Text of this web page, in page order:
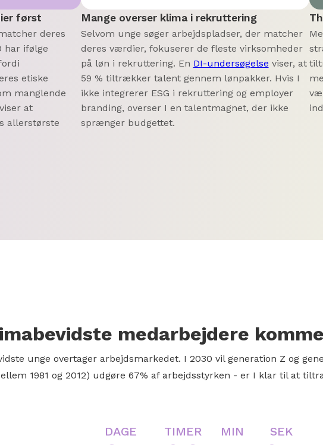
først
deres
har ifølge
etiske
manglende
at
allerstørste
Mange overser klima i rekruttering
Selvom unge søger arbejdspladser, der matcher
deres værdier, fokuserer de fleste virksomheder
på løn i rekruttering. En DI-undersøgelse viser, at
59 % tiltrækker talent gennem lønpakker. Hvis I
ikke integrerer ESG i rekruttering og employer
branding, overser I en talentmagnet, der ikke
sprænger budgettet.
medarbejdere
unge overtager arbejdsmarkedet. I 2030 vil generation Z og
1981 og 2012) udgøre 67% af arbejdsstyrken - er I klar til at
DAGE TIMER MIN SEK